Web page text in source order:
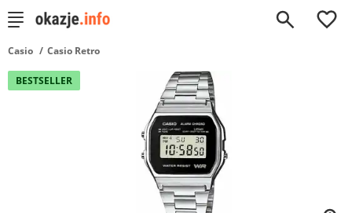
0
Casio Casio Retro
BESTSELLER